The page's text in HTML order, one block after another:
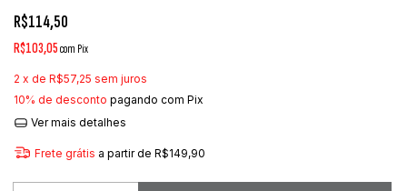
R$114,50
R$103,05com Pix
2 x de R$57,25 sem juros
10% de desconto pagando com Pix
Ver mais detalhes
Frete grátis a partir de R$149,90